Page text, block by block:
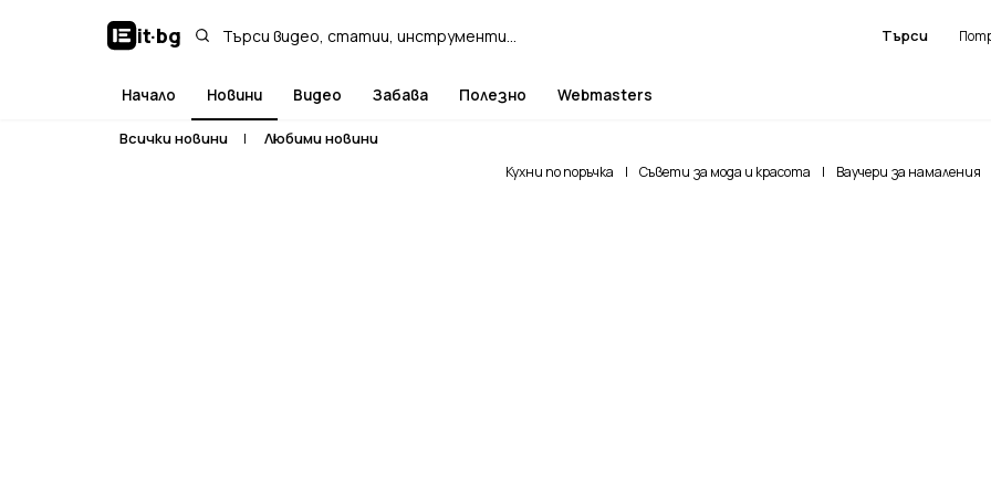
it·bg Търси
Начало Новини Видео Забава Полезно Webmasters
Всички новини | Любими новини
Кухни по поръчка | Съвети за мода и красота | Ваучери за намаления